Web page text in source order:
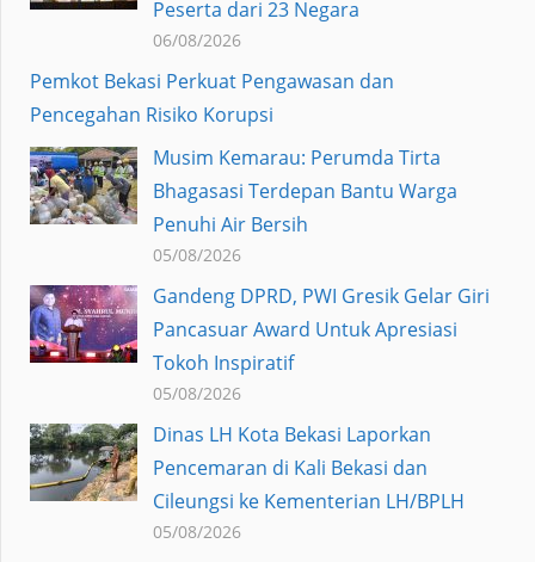
Peserta dari 23 Negara
06/08/2026
Pemkot Bekasi Perkuat Pengawasan dan
Pencegahan Risiko Korupsi
Musim Kemarau: Perumda Tirta
Bhagasasi Terdepan Bantu Warga
Penuhi Air Bersih
05/08/2026
Gandeng DPRD, PWI Gresik Gelar Giri
Pancasuar Award Untuk Apresiasi
Tokoh Inspiratif
05/08/2026
Dinas LH Kota Bekasi Laporkan
Pencemaran di Kali Bekasi dan
Cileungsi ke Kementerian LH/BPLH
05/08/2026